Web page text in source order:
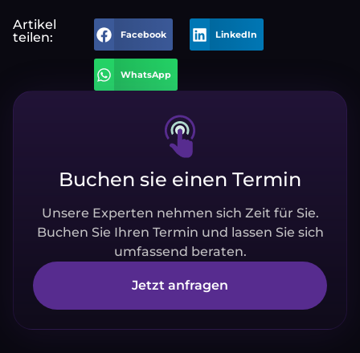
Artikel
teilen:
Facebook LinkedIn
WhatsApp
Buchen sie einen Termin
Unsere Experten nehmen sich Zeit für Sie.
Buchen Sie Ihren Termin und lassen Sie sich
umfassend beraten.
Jetzt anfragen